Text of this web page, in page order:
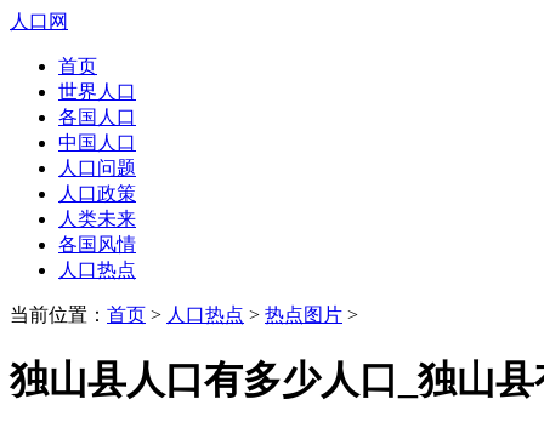
人口网
首页
世界人口
各国人口
中国人口
人口问题
人口政策
人类未来
各国风情
人口热点
当前位置： 首页 > 人口热点 > 热点图片 >
独山县人口有多少人口_独山